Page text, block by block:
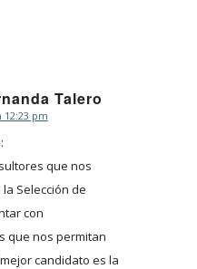
Talero
12:23 pm
que nos
Selección de
con
que nos permitan
candidato es la